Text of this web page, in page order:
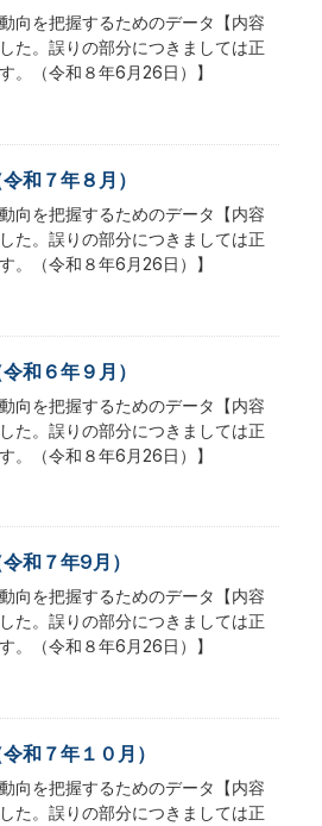
向を把握するためのデータ【内容
た。誤りの部分につきましては正
。（令和８年6月26日）】
和７年８月）
向を把握するためのデータ【内容
た。誤りの部分につきましては正
。（令和８年6月26日）】
和６年９月）
向を把握するためのデータ【内容
た。誤りの部分につきましては正
。（令和８年6月26日）】
和７年9月）
向を把握するためのデータ【内容
た。誤りの部分につきましては正
。（令和８年6月26日）】
和７年１０月）
向を把握するためのデータ【内容
た。誤りの部分につきましては正